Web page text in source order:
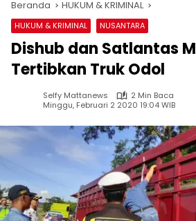
Beranda HUKUM & KRIMINAL
HUKUM & KRIMINAL NUSANTARA
Dishub dan Satlantas
Tertibkan Truk Odol
Selfy Mattanews
2 Min Baca
Minggu, Februari 2 2020 19:04 WIB